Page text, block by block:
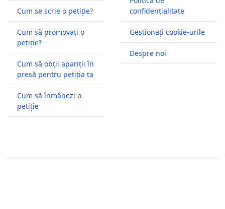
Cum se scrie o petiție?
Cum să promovați o
petiție?
Cum să obții apariții în
presă pentru petiția ta
Cum să înmânezi o
petiție
confidențialitate
Gestionați cookie-urile
Despre noi